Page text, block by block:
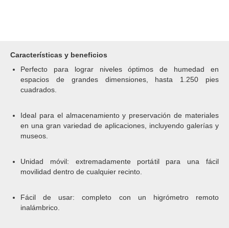
Características y beneficios
Perfecto para lograr niveles óptimos de humedad en
espacios de grandes dimensiones, hasta 1.250 pies
cuadrados.
Ideal para el almacenamiento y preservación de materiales
en una gran variedad de aplicaciones, incluyendo galerías y
museos.
Unidad móvil: extremadamente portátil para una fácil
movilidad dentro de cualquier recinto.
Fácil de usar: completo con un higrómetro remoto
inalámbrico.